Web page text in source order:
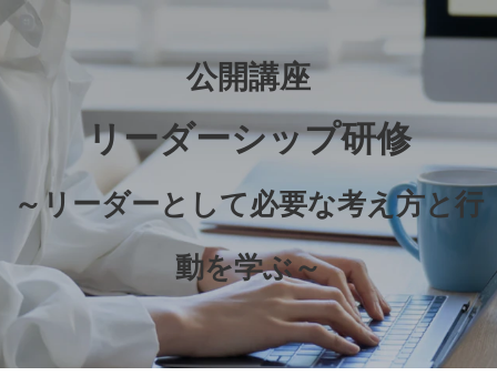
公開講座
リーダーシップ研修
～リーダーとして必要な考え方と行
動を学ぶ～